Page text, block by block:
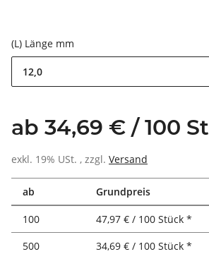
(L) Länge mm
12,0
ab 34,69 € / 100
exkl. 19% USt. , zzgl. Versand
ab Grundpreis
100
47,97 € / 100 Stück *
500
34,69 € / 100 Stück *